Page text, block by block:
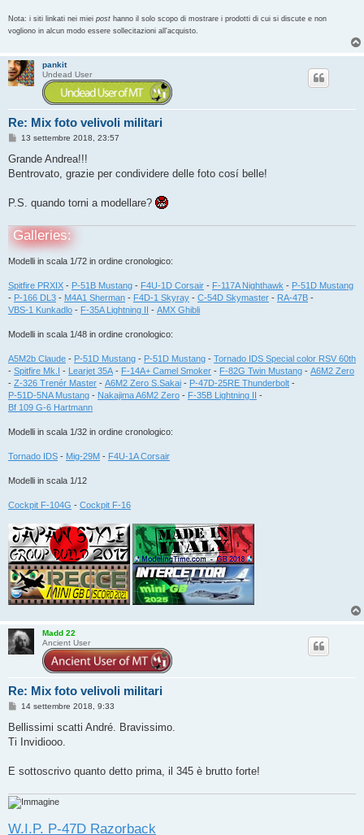
Nota: i siti linkati nei miei post hanno il solo scopo di mostrare i prodotti di cui si discute e non
vogliono in alcun modo essere sollecitazioni all'acquisto.
pankit
Undead User
Re: Mix foto velivoli militari
M
s
a
i
13 settembre 2018, 23:57
Grande Andrea!!!
Bentrovato, grazie per condividere delle foto cosí belle!
P.S. quando torni a modellare?
Galleries:
Modelli in scala 1/72 in ordine cronologico:
Spitfire PRXIX - P-51B Mustang - F4U-1D Corsair - F-117A Nighthawk - P-51D Mustang
- P-166 DL3 - M4A1 Sherman - F4D-1 Skyray - C-54D Skymaster - RA-47B -
VBS-1 Kunkadlo - F-35A Lightning II - AMX Ghibli
Modelli in scala 1/48 in ordine cronologico:
A5M2b Claude - P-51D Mustang - P-51D Mustang - Tornado IDS Special color RSV 60th
- Spitfire Mk.I - Learjet 35A - F-14A+ Camel Smoker - F-82G Twin Mustang - A6M2 Zero
- Z-326 Trenér Master - A6M2 Zero S.Sakai - P-47D-25RE Thunderbolt -
P-51D-5NA Mustang - Nakajima A6M2 Zero - F-35B Lightning II -
Bf 109 G-6 Hartmann
Modelli in scala 1/32 in ordine cronologico:
Tornado IDS - Mig-29M - F4U-1A Corsair
Modelli in scala 1/12
Cockpit F-104G - Cockpit F-16
Madd 22
Ancient User
Re: Mix foto velivoli militari
M
s
a
i
14 settembre 2018, 9:33
Bellissimi scatti André. Bravissimo.
Ti Invidiooo.
E sottoscrivo quanto detto prima, il 345 è brutto forte!
W.I.P. P-47D Razorback